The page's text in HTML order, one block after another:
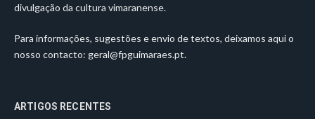
divulgação da cultura vimaranense.
Para informações, sugestões e envio de textos, deixamos aqui o
nosso contacto: geral@fpguimaraes.pt.
ARTIGOS RECENTES